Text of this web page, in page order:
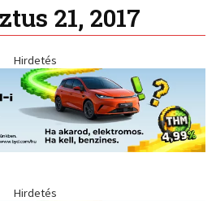
21, 2017
Hirdetés
Hirdetés